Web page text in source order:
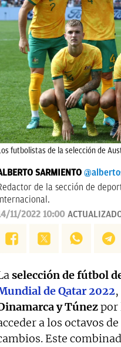
futbolistas de la selección de
SARMIENTO
de la sección de
11/2022 10:00
selección de fútbol
de Qatar 2022
y Túnezpor
a los octavos
Este